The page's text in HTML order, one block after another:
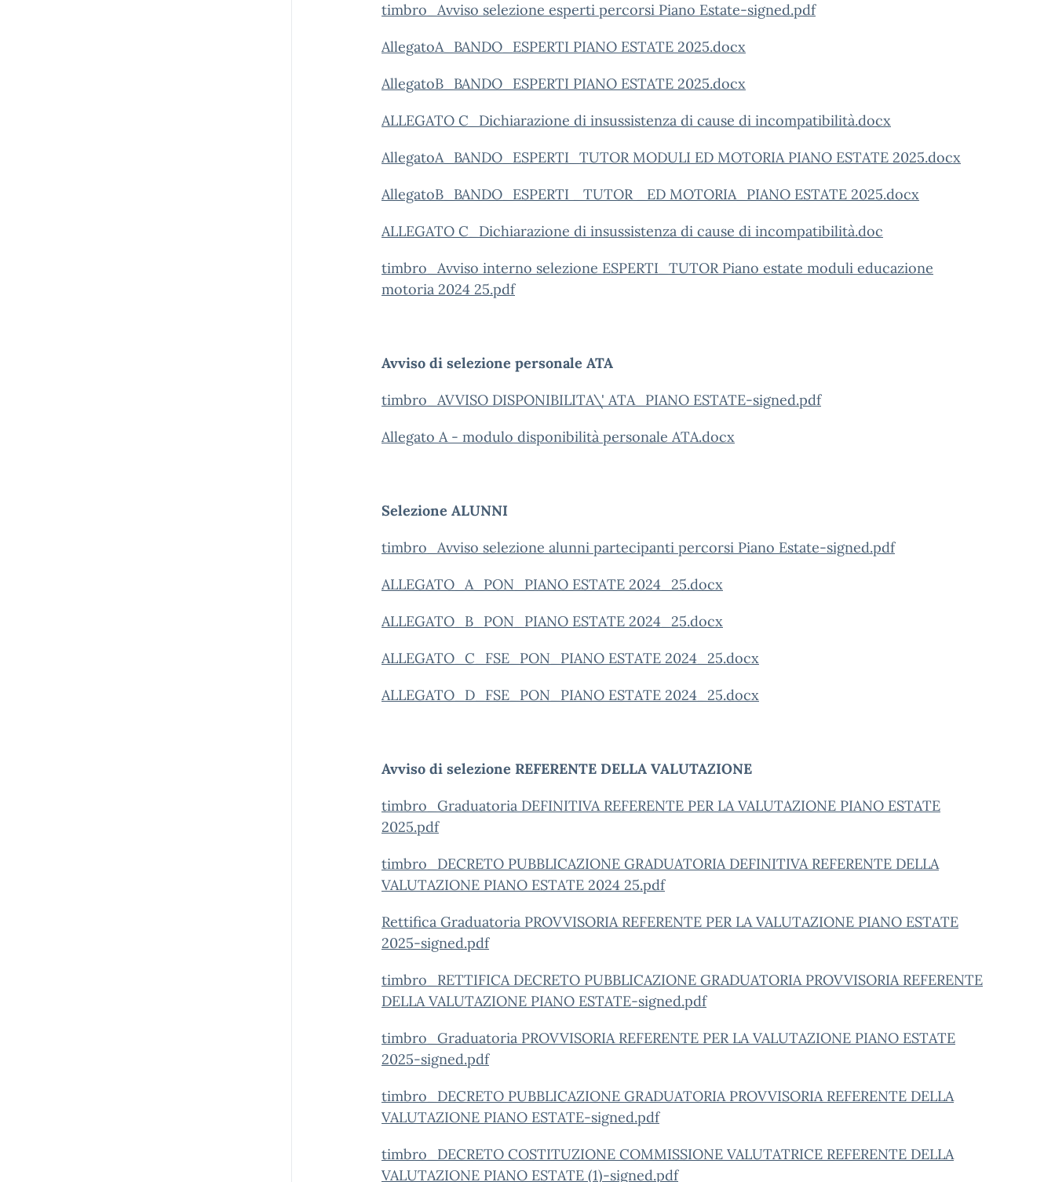
timbro_Avviso selezione esperti percorsi Piano Estate-signed.pdf
AllegatoA_BANDO_ESPERTI PIANO ESTATE 2025.docx
AllegatoB_BANDO_ESPERTI PIANO ESTATE 2025.docx
ALLEGATO C_Dichiarazione di insussistenza di cause di incompatibilità.docx
AllegatoA_BANDO_ESPERTI_TUTOR MODULI ED MOTORIA PIANO ESTATE 2025.docx
AllegatoB_BANDO_ESPERTI _TUTOR _ED MOTORIA_PIANO ESTATE 2025.docx
ALLEGATO C_Dichiarazione di insussistenza di cause di incompatibilità.doc
timbro_Avviso interno selezione ESPERTI_TUTOR Piano estate moduli educazione
motoria 2024 25.pdf
Avviso di selezione personale ATA
timbro_AVVISO DISPONIBILITA\' ATA_PIANO ESTATE-signed.pdf
Allegato A - modulo disponibilità personale ATA.docx
Selezione ALUNNI
timbro_Avviso selezione alunni partecipanti percorsi Piano Estate-signed.pdf
ALLEGATO_A_PON_PIANO ESTATE 2024_25.docx
ALLEGATO_B_PON_PIANO ESTATE 2024_25.docx
ALLEGATO_C_FSE_PON_PIANO ESTATE 2024_25.docx
ALLEGATO_D_FSE_PON_PIANO ESTATE 2024_25.docx
Avviso di selezione REFERENTE DELLA VALUTAZIONE
timbro_Graduatoria DEFINITIVA REFERENTE PER LA VALUTAZIONE PIANO ESTATE
2025.pdf
timbro_DECRETO PUBBLICAZIONE GRADUATORIA DEFINITIVA REFERENTE DELLA
VALUTAZIONE PIANO ESTATE 2024 25.pdf
Rettifica Graduatoria PROVVISORIA REFERENTE PER LA VALUTAZIONE PIANO ESTATE
2025-signed.pdf
timbro_RETTIFICA DECRETO PUBBLICAZIONE GRADUATORIA PROVVISORIA REFERENTE
DELLA VALUTAZIONE PIANO ESTATE-signed.pdf
timbro_Graduatoria PROVVISORIA REFERENTE PER LA VALUTAZIONE PIANO ESTATE
2025-signed.pdf
timbro_DECRETO PUBBLICAZIONE GRADUATORIA PROVVISORIA REFERENTE DELLA
VALUTAZIONE PIANO ESTATE-signed.pdf
timbro_DECRETO COSTITUZIONE COMMISSIONE VALUTATRICE REFERENTE DELLA
VALUTAZIONE PIANO ESTATE (1)-signed.pdf